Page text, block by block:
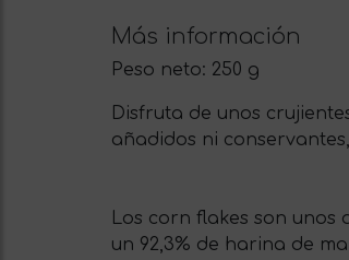
Más información
Peso neto: 250 g
Disfruta de unos
añadidos ni
Los corn flakes son unos
un 92,3% de harina de